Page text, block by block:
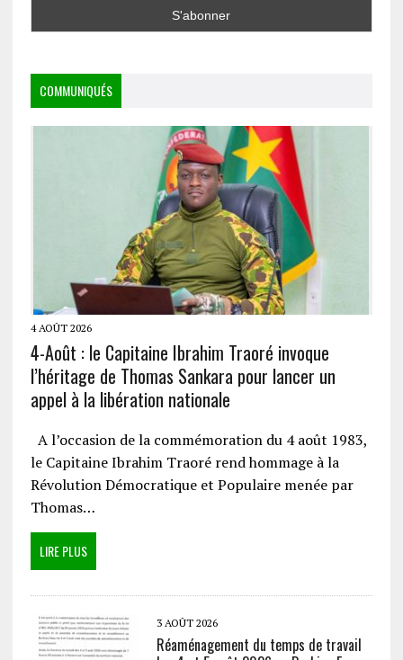
COMMUNIQUÉS
4 AOÛT 2026
4-Août : le Capitaine Ibrahim Traoré invoque
l’héritage de Thomas Sankara pour lancer un
appel à la libération nationale
A l’occasion de la commémoration du 4 août 1983,
le Capitaine Ibrahim Traoré rend hommage à la
Révolution Démocratique et Populaire menée par
Thomas…
LIRE PLUS
3 AOÛT 2026
Réaménagement du temps de travail